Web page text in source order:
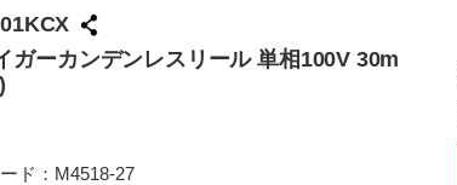
ガーカンデンレスリール 単相100V 30m
ド： M4518-27